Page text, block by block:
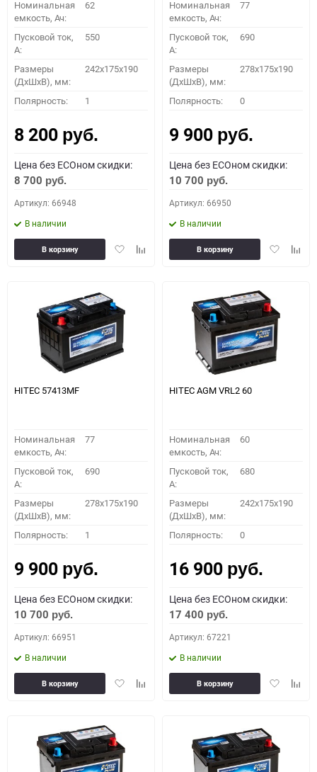
Номинальная
емкость, Ач:
62
Пусковой ток,
A:
550
Размеры
(ДхШхВ), мм:
242x175x190
Полярность: 1
8 200 руб.
Цена без ECOном скидки:
8 700 руб.
Артикул: 66948
В наличии
ДобавитьДобавить
В корзину
Номинальная
емкость, Ач:
77
Пусковой ток,
A:
690
Размеры
(ДхШхВ), мм:
278x175x190
Полярность: 0
9 900 руб.
Цена без ECOном скидки:
10 700 руб.
Артикул: 66950
В наличии
Добавить
В корзину
HITEC 57413MF
Номинальная
емкость, Ач:
77
Пусковой ток,
A:
690
Размеры
(ДхШхВ), мм:
278x175x190
Полярность: 1
9 900 руб.
Цена без ECOном скидки:
10 700 руб.
Артикул: 66951
В наличии
ДобавитьДобавить
В корзину
HITEC AGM VRL2 60
Номинальная
емкость, Ач:
60
Пусковой ток,
A:
680
Размеры
(ДхШхВ), мм:
242x175x190
Полярность: 0
16 900 руб.
Цена без ECOном скидки:
17 400 руб.
Артикул: 67221
В наличии
Добавить
В корзину